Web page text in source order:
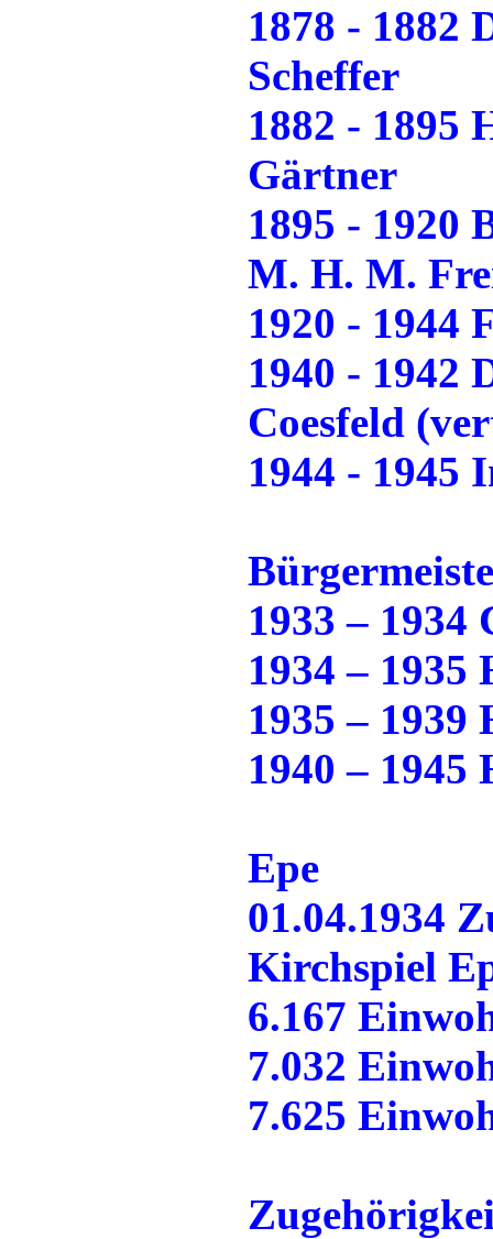
1878 - 1882
Scheffer
1882 - 1895
Gärtner
1895 - 1920
M. H. M.
1920 - 1944
1940 - 1942
Coesfeld
1944 - 1945
1933 – 1934
1934 –
1935 – 1939
1940 –
Epe
01.04.1934
Kirchspiel
6.167
7.032
7.625